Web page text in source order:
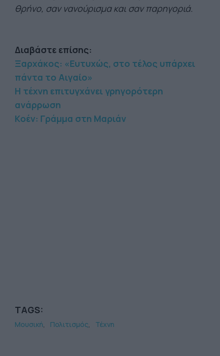
θρήνο, σαν νανούρισμα και σαν παρηγοριά.
Διαβάστε επίσης:
Ξαρχάκος: «Ευτυχώς, στο τέλος υπάρχει
πάντα το Αιγαίο»
Η τέχνη επιτυγχάνει γρηγορότερη
ανάρρωση
Κοέν: Γράμμα στη Μαριάν
TAGS:
Μουσική Πολιτισμός Τέχνη